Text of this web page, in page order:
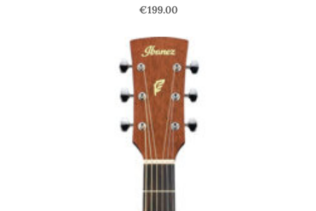
€199.00